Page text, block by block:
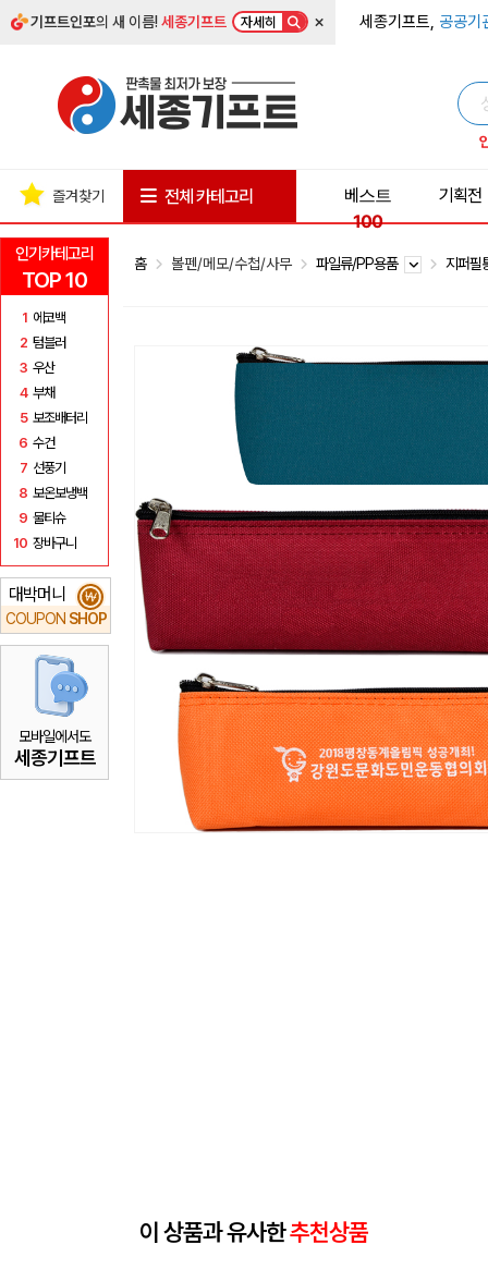
기프트인포의 새 이름!세종기프트 자세히 × 세종기프트, 공공기
인기카테고리
TOP 10
1 에코백
2 텀블러
3 우산
4 부채
5 보조배터리
6 수건
7 선풍기
8 보온보냉백
9 물티슈
10 장바구니
대박머니
COUPON SHOP
₩
모바일에서도
세종기프트
즐겨찾기 전체 카테고리
베스트
100
기획전
홈 볼펜/메모/수첩/사무 파일류/PP용품 지퍼
이 상품과 유사한추천상품